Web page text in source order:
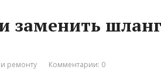
заменить
ремонту Комментарии: 0